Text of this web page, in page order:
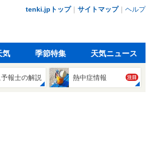
tenki.jpトップ｜ サイトマップ｜ ヘルプ
気 季節特集 天気ニュース
報士の解説 熱中症情報 注目